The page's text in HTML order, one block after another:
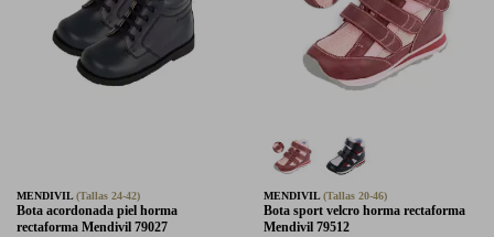
MENDIVIL(Tallas 24-42)
Bota acordonada piel horma
rectaforma Mendivil 79027
MENDIVIL(Tallas 20-46)
Bota sport velcro horma rectaforma
Mendivil 79512